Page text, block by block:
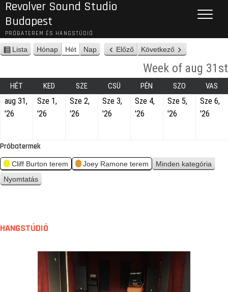
Revolver Sound Studio
Budapest
PRÓBATEREM ÉS HANGSTÚDIÓ
Lista
t
Hónap Hét Nap Előző Következő
Week of aug 31st
HÉT KED SZE CSÜ PÉN SZO VAS
aug 31,
'26
Sze 1,
'26
Sze 2,
'26
Sze 3,
'26
Sze 4,
'26
Sze 5,
'26
Sze 6,
'26
Próbatermek
Cliff Burton terem Joey Ramone terem
Minden kategória
Nyomtatás
t
HANGSTÚDIÓ